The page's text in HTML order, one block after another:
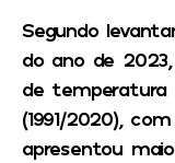
Segundo
do ano de
de temperatura
(1991/2020),
apresentou